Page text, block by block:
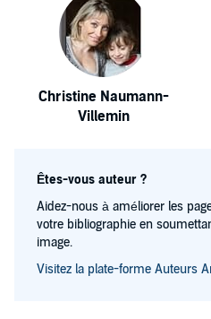
Christine Naumann-
Villemin
Êtes-vous auteur ?
Aidez-nous à améliorer les
votre bibliographie en
image.
Visitez la plate-forme Auteurs